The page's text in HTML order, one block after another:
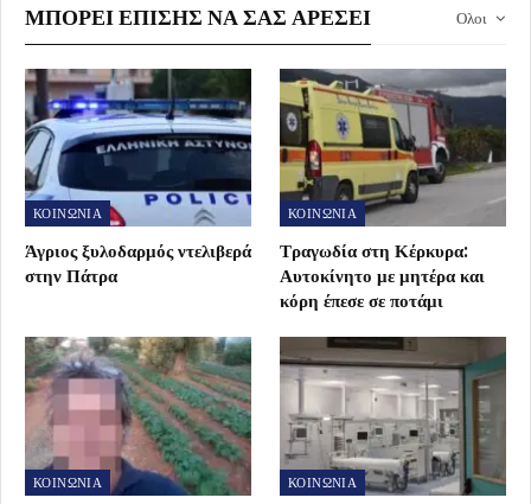
Ολοι
ΜΠΟΡΕΊ ΕΠΊΣΗΣ ΝΑ ΣΑΣ ΑΡΈΣΕΙ
ΚΟΙΝΩΝΙΑ
Άγριος ξυλοδαρμός ντελιβερά
στην Πάτρα
ΚΟΙΝΩΝΙΑ
Τραγωδία στη Κέρκυρα:
Αυτοκίνητο με μητέρα και
κόρη έπεσε σε ποτάμι
ΚΟΙΝΩΝΙΑ ΚΟΙΝΩΝΙΑ